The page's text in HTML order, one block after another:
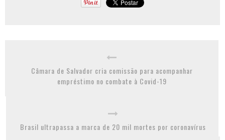
Câmara de Salvador cria comissão para acompanhar
empréstimo no combate à Covid-19
Brasil ultrapassa a marca de 20 mil mortes por coronavírus